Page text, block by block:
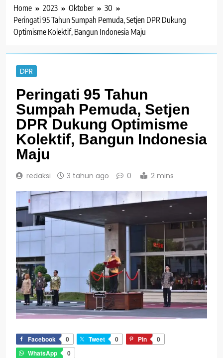
Home 2023 Oktober
30
Peringati 95 Tahun Sumpah Pemuda, Setjen DPR Dukung
Optimisme Kolektif, Bangun Indonesia Maju
DPR
Peringati 95 Tahun
Sumpah Pemuda, Setjen
DPR Dukung Optimisme
Kolektif, Bangun Indonesia
Maju
redaksi 3 tahun ago 0 2 mins
Facebook 0 Tweet 0 Pin
0
WhatsApp
0